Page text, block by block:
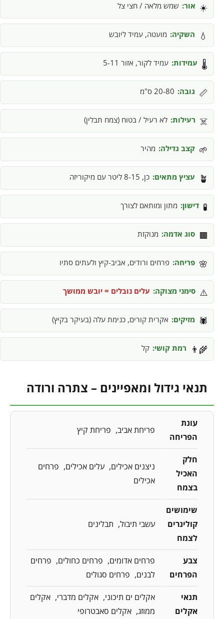
☀️ אור: שמש מלאה / חצי צל
💧 השקיה: מועטה, עמיד ליובש
🌡️ עמידות: עמיד לקור, אזור 5-11
📏 גובה: 20-80 ס"מ
☠️ רעילות: לא רעיל / בטוח (צמח תבלין)
🌱 קצב גדילה: מהיר
🪴 עציץ מתאים: כן, 8-15 ליטר עם מיקוריזה
🧪 דישון: מתון ומותאם לצורך
🟫 סוג אדמה: מנוקזת
🌸 פריחה: פרחים ורודים, אביב-קיץ ולעתים סתיו
⚠️ סימני מצוקה: עלים נובלים = יובש ממושך
🕷️ מזיקים: אקרית קורים, כנימת עלה (בעיקר בקיץ)
👨‍🌾 רמת קושי: קל
תנאי גידול ומאפיינים – צתרה ורודה
עונת
הפריחה
פריחת אביב פריחת קיץ
חלק
האכיל
בצמח
ניצנים אכילים עלים אכילים
פרחים
אכילים
שימושים
קולינרים
לצמח
עשבי תיבול תבלינים
צבע
הפרחים
פרחים אדומים פרחים כחולים
פרחים
לבנים
פרחים סגולים
תנאי
אקלים
אקלים ים תיכוני אקלים מדברי
אקלים
ממוזג אקלים סאבטרופי